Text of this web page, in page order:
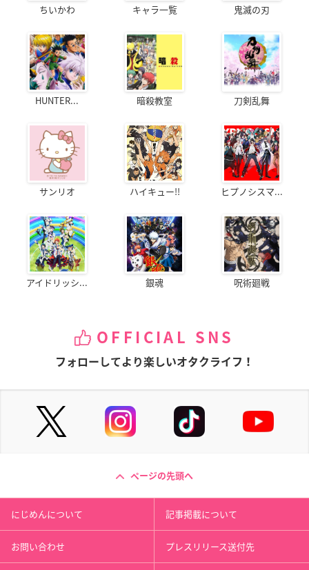
ちいかわ キャラ一覧 鬼滅の刃
HUNTER... 暗殺教室 刀剣乱舞
サンリオ ハイキュー!! ヒプノシスマ...
アイドリッシ... 銀魂 呪術廻戦
OFFICIAL SNS
フォローしてより楽しいオタクライフ！
ページの先頭へ
にじめんについて 記事掲載について
お問い合わせ プレスリリース送付先